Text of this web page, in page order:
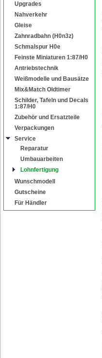
Upgrades
Nahverkehr
Gleise
Zahnradbahn (H0n3z)
Schmalspur H0e
Feinste Miniaturen 1:87/H0
Antriebstechnik
Weißmodelle und Bausätze
Mix&Match Oldtimer
Schilder, Tafeln und Decals
1:87/H0
Zubehör und Ersatzteile
Verpackungen
Service
Reparatur
Umbauarbeiten
Lohnfertigung
Wunschmodell
Gutscheine
Für Händler